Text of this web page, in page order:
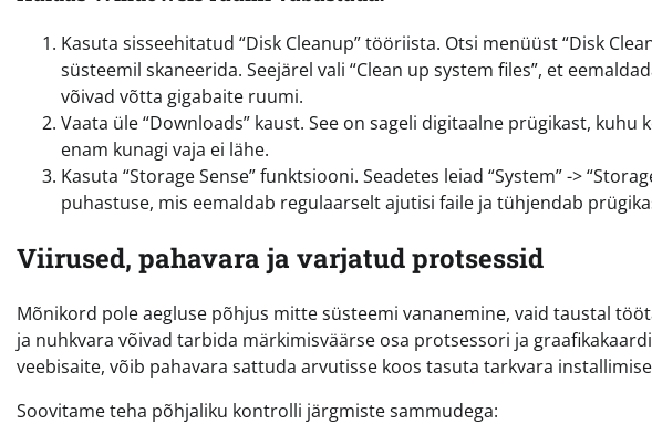
Kasuta sisseehitatud “Disk Cleanup” tööriista. Otsi menüüst “Disk
süsteemil skaneerida. Seejärel vali “Clean up system files”, et
võivad võtta gigabaite ruumi.
Vaata üle “Downloads” kaust. See on sageli digitaalne prügikast,
enam kunagi vaja ei lähe.
Kasuta “Storage Sense” funktsiooni. Seadetes leiad “System” ->
puhastuse, mis eemaldab regulaarselt ajutisi faile ja tühjendab
Viirused, pahavara ja varjatud protsessid
Mõnikord pole aegluse põhjus mitte süsteemi vananemine, vaid taustal
ja nuhkvara võivad tarbida märkimisväärse osa protsessori ja
veebisaite, võib pahavara sattuda arvutisse koos tasuta tarkvara
Soovitame teha põhjaliku kontrolli järgmiste sammudega: